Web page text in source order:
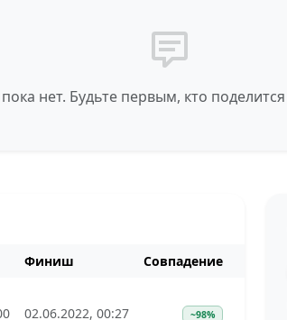
нет. Будьте первым, кто
Финиш
Совпадение
02.06.2022, 00:27 ~98%